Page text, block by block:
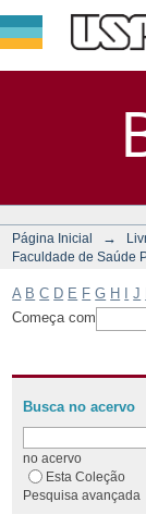
Página Inicial →
Faculdade de Saúde
A B C D E F G H J
Começa com
Busca no acervo
no acervo
Esta Coleção
Pesquisa avançada